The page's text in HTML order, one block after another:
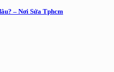
– Nơi Sửa Tphcm